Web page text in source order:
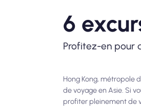
6
Profitez-en pour
Hong Kong, métropole
de voyage en Asie. Si
profiter pleinement de